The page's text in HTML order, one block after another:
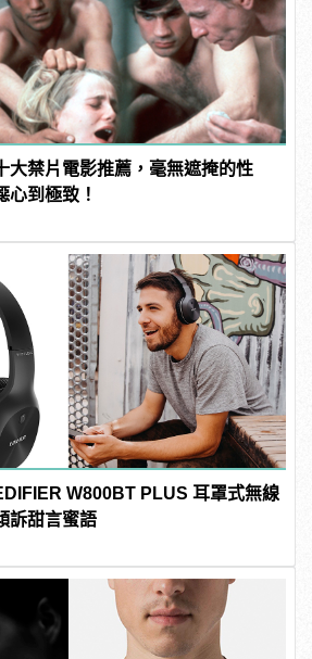
大禁片電影推薦，毫無遮掩的性
心到極致！
W800BT PLUS 耳罩式無線
訴甜言蜜語